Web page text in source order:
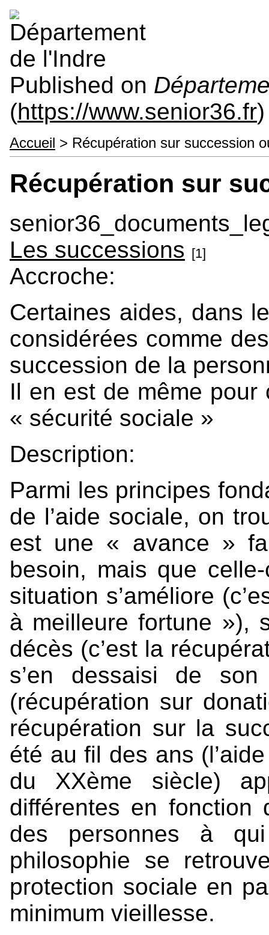
Published on
(https://www.senior36.fr)
Accueil > Récupération sur succession
Récupération sur
Les successions [1]
Accroche:
Certaines aides, dans
considérées comme
succession de la
Il en est de même pour
« sécurité sociale »
Description:
Parmi les principes
de l’aide sociale, on
est une « avance »
besoin, mais que
situation s’améliore
à meilleure fortune »),
décès (c’est la
s’en dessaisi de
(récupération sur
récupération sur la
été au fil des ans
du XXème siècle)
différentes en
des personnes à qui
philosophie se
protection sociale en
minimum vieillesse.